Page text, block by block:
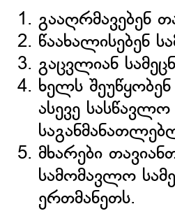
გააღრმავებენ
წაახალისებენ
გაცვლიან
ხელს
ასევე
მხარები
სამომავლო
ერთმანეთს.